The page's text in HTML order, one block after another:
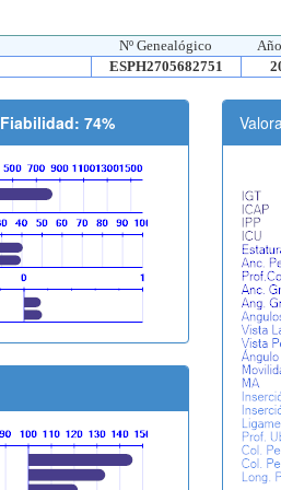
Nº Genealógico
ESPH2705682751
Fiabilidad: 74%